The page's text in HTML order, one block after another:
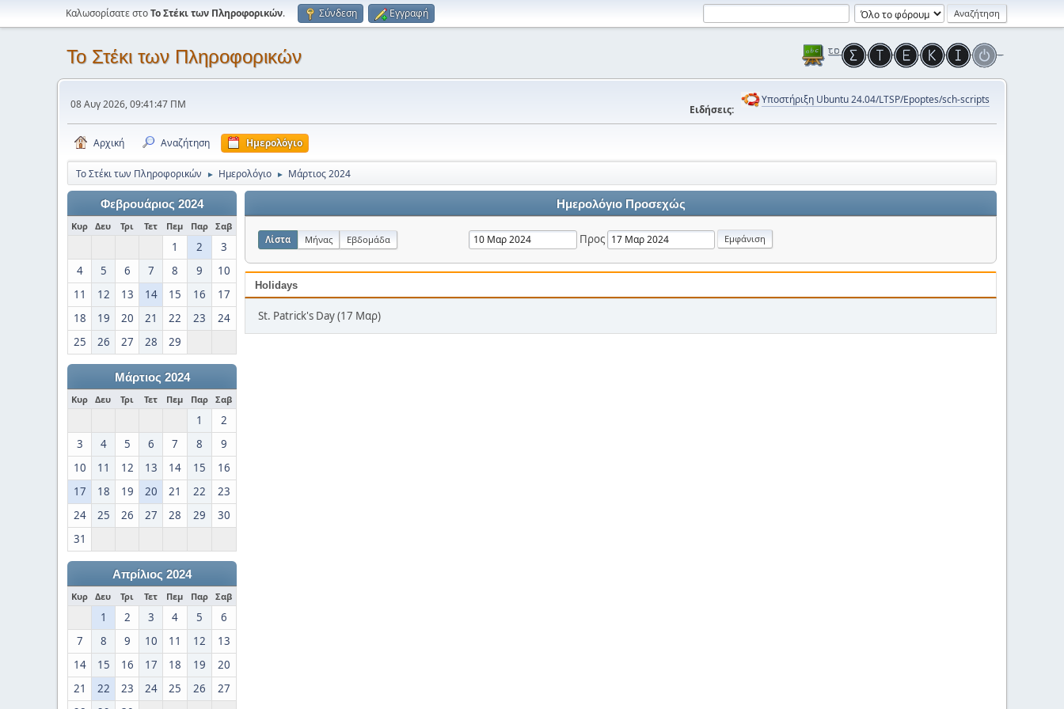
Καλωσορίσατε στοΤο Στέκι των Πληροφορικών. Σύνδεση Εγγραφή
Το Στέκι των Πληροφορικών
08 Αυγ 2026, 09:41:47 ΠΜ Ειδήσεις:
Υποστήριξη Ubuntu 24.04/LTSP/Epoptes/sch-scripts
Αρχική Αναζήτηση Ημερολόγιο
Το Στέκι των Πληροφορικών ► Ημερολόγιο ► Μάρτιος 2024
Φεβρουάριος 2024
Κυρ Δευ Τρι Τετ Πεμ Παρ Σαβ
1 2
3
4
5 6 7 8 9
10
11
12 13 14 15 16
17
18
19 20 21 22 23
24
25
26 27 28 29
Μάρτιος 2024
Κυρ Δευ Τρι Τετ Πεμ Παρ Σαβ
1
2
3
4 5 6 7 8
9
10
11 12 13 14 15
16
17
18 19 20 21 22
23
24
25 26 27 28 29
30
31
Απρίλιος 2024
Κυρ Δευ Τρι Τετ Πεμ Παρ Σαβ
1 2 3 4 5
6
7
8 9 10 11 12
13
14
15 16 17 18 19
20
21
22 23 24 25 26
27
Ημερολόγιο Προσεχώς
Λίστα Μήνας Εβδομάδα Προς
Holidays
St. Patrick's Day (17 Μαρ)